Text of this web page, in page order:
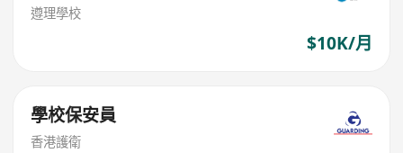
遵理學校
$10K/月
學校保安員
香港護衛